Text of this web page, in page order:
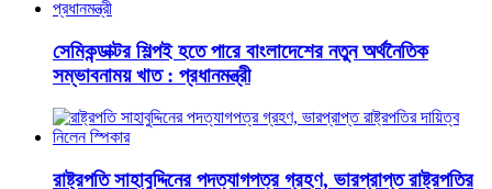
সেমিকন্ডাক্টর শিল্পই হতে পারে বাংলাদেশের নতুন অর্থনৈতিক
সম্ভাবনাময় খাত : প্রধানমন্ত্রী
রাষ্ট্রপতি সাহাবুদ্দিনের পদত্যাগপত্র গ্রহণ, ভারপ্রাপ্ত রাষ্ট্রপতির